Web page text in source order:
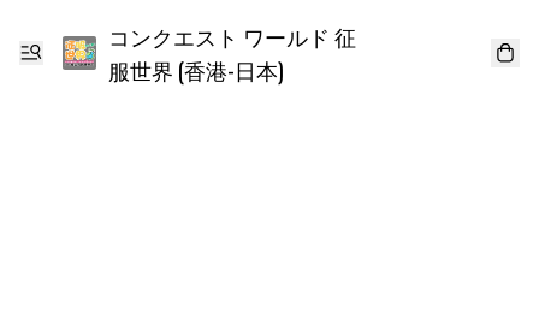
コンクエスト ワールド 征
服世界 (香港-日本)